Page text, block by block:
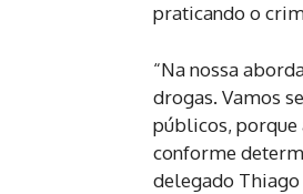
praticando o
“Na nossa
drogas. Vamos
públicos, porque
conforme
delegado Thiago